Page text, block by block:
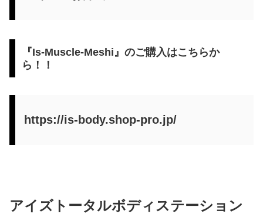
『Is-Muscle-Meshi』のご購入はこちらか
ら！！
https://is-body.shop-pro.jp/
アイズトータルボディステーション